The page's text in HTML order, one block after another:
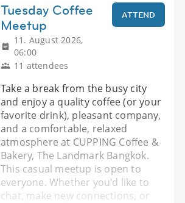
Tuesday Coffee
Meetup
11. August 2026,
06:00
11 attendees
ATTEND
Take a break from the busy city
and enjoy a quality coffee (or your
favorite drink), pleasant company,
and a comfortable, relaxed
atmosphere at CUPPING Coffee &
Bakery, The Landmark Bangkok.
This casual meetup is open to
everyone. Whether you'd like to
chat, make new connections, or